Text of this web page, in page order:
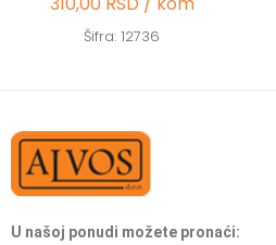
Šifra: 12736
U našoj ponudi možete pronaći: